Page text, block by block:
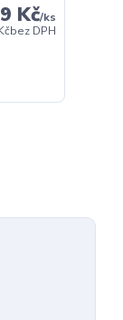
Kč/ks
bez DPH